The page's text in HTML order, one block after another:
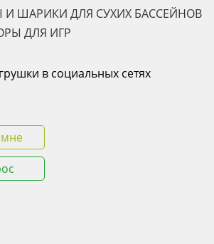
И ШАРИКИ ДЛЯ СУХИХ БАССЕЙНОВ
ДЛЯ ИГР
в социальных сетях